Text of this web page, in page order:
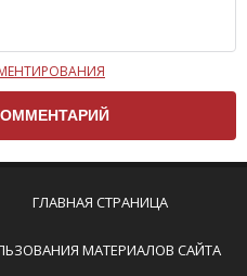
опубликован на сайте,
следующих правил:
быть слишком
от предмета обсуждения.
в комментарие
ГЛАВНАЯ СТРАНИЦА
МАТЕРИАЛОВ САЙТА